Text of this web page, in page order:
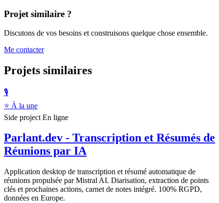
Projet similaire ?
Discutons de vos besoins et construisons quelque chose ensemble.
Me contacter
Projets similaires
🎙️
⭐ À la une
Side project En ligne
Parlant.dev - Transcription et Résumés de
Réunions par IA
Application desktop de transcription et résumé automatique de
réunions propulsée par Mistral AI. Diarisation, extraction de points
clés et prochaines actions, carnet de notes intégré. 100% RGPD,
données en Europe.